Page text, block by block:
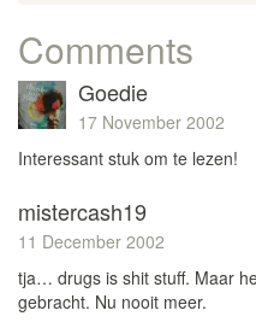
Comments
Goedie
17 November 2002
Interessant stuk om te lezen!
mistercash19
11 December 2002
tja… drugs is shit stuff. Maar
gebracht. Nu nooit meer.